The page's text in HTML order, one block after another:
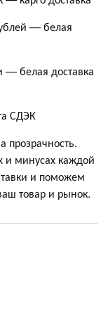
— белая
— белая доставка
СДЭК
и минусах каждой
и поможем
товар и рынок.